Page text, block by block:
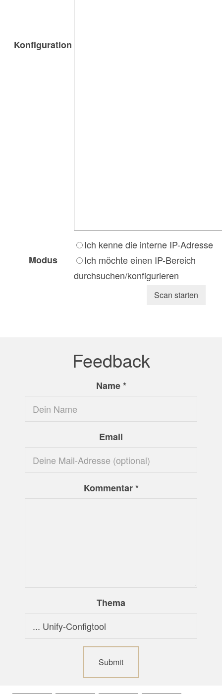
Konfiguration
Modus
Ich kenne die interne IP-Adresse
Ich möchte einen IP-Bereich
durchsuchen/konfigurieren
Scan starten
Feedback
Name*
Email
Kommentar*
Thema
Submit